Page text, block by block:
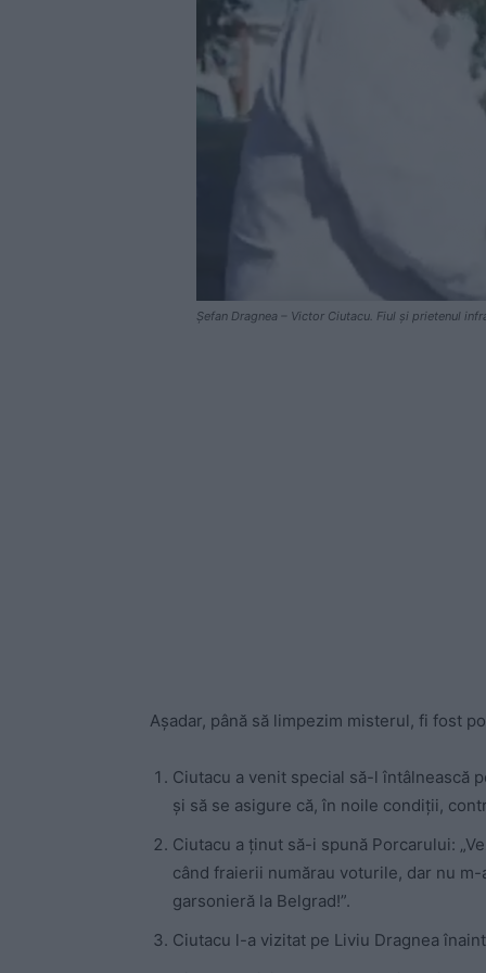
Șefan Dragnea – Victor Ciutacu. Fiul și prietenul
Așadar, până să limpezim misterul, fi fost
Ciutacu a venit special să-l întâlnească
și să se asigure că, în noile condiții,
Ciutacu a ținut să-i spună Porcarului:
când fraierii numărau voturile, dar nu m-
garsonieră la Belgrad!”.
Ciutacu l-a vizitat pe Liviu Dragnea